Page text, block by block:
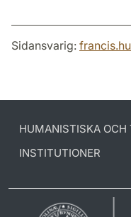
Sidansvarig:
HUMANISTISKA OCH
INSTITUTIONER